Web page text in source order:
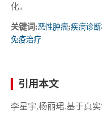
化。
关键词:恶性肿瘤;疾病诊
免疫治疗
引用本文
李星宇,杨丽珺.基于真